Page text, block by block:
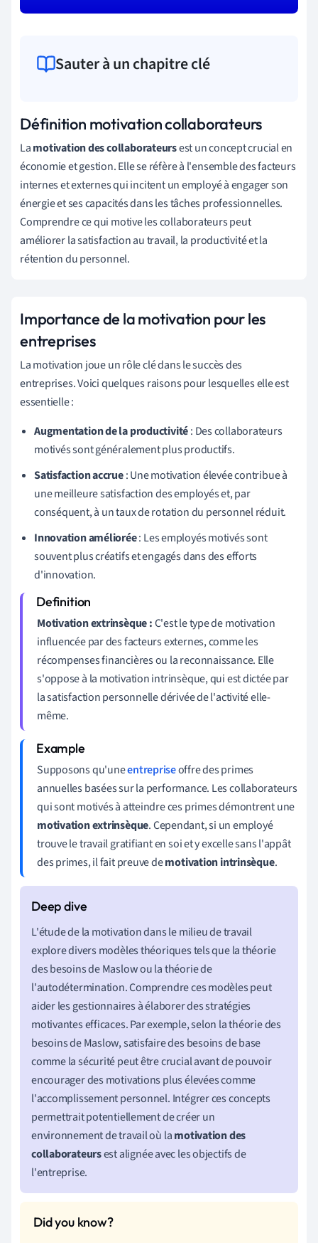
Sauter à un chapitre clé
Définition motivation collaborateurs
Lamotivation des collaborateursest un concept crucial en
économie et gestion. Elle se réfère à l'ensemble des facteurs
internes et externes qui incitent un employé à engager son
énergie et ses capacités dans les tâches professionnelles.
Comprendre ce qui motive les collaborateurs peut
améliorer la satisfaction au travail, la productivité et la
rétention du personnel.
Importance de la motivation pour les
entreprises
La motivation joue un rôle clé dans le succès des
entreprises. Voici quelques raisons pour lesquelles elle est
essentielle :
Augmentation de la productivité: Des collaborateurs
motivés sont généralement plus productifs.
Satisfaction accrue: Une motivation élevée contribue à
une meilleure satisfaction des employés et, par
conséquent, à un taux de rotation du personnel réduit.
Innovation améliorée: Les employés motivés sont
souvent plus créatifs et engagés dans des efforts
d'innovation.
Motivation extrinsèque :C'est le type de motivation
influencée par des facteurs externes, comme les
récompenses financières ou la reconnaissance. Elle
s'oppose à la motivation intrinsèque, qui est dictée par
la satisfaction personnelle dérivée de l'activité elle-
même.
Supposons qu'uneentrepriseoffre des primes
annuelles basées sur la performance. Les collaborateurs
qui sont motivés à atteindre ces primes démontrent une
motivation extrinsèque. Cependant, si un employé
trouve le travail gratifiant en soi et y excelle sans l'appât
des primes, il fait preuve demotivation intrinsèque.
L'étude de la motivation dans le milieu de travail
explore divers modèles théoriques tels que la théorie
des besoins de Maslow ou la théorie de
l'autodétermination. Comprendre ces modèles peut
aider les gestionnaires à élaborer des stratégies
motivantes efficaces. Par exemple, selon la théorie des
besoins de Maslow, satisfaire des besoins de base
comme la sécurité peut être crucial avant de pouvoir
encourager des motivations plus élevées comme
l'accomplissement personnel. Intégrer ces concepts
permettrait potentiellement de créer un
environnement de travail où lamotivation des
collaborateursest alignée avec les objectifs de
l'entreprise.